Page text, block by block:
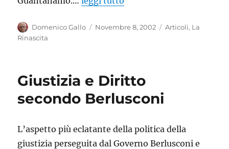
Autore
Domenico Gallo
Pubblicato
Novembre 8, 2002 Categorie
Articoli, La
Rinascita
Giustizia e Diritto
secondo Berlusconi
L’aspetto più eclatante della politica della
giustizia perseguita dal Governo Berlusconi e